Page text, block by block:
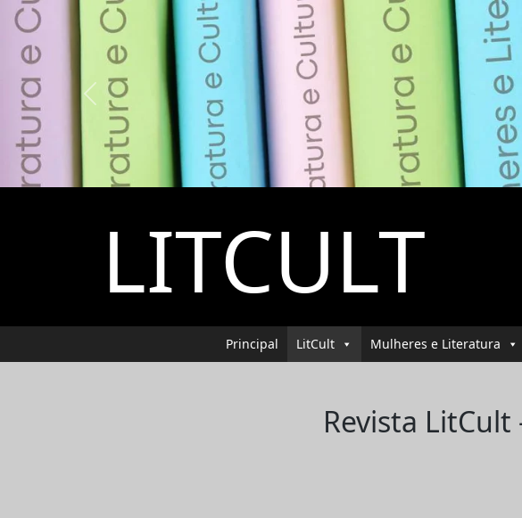
Previous
LITCULT
Principal LitCult Mulheres e Literatura
Revista LitCult